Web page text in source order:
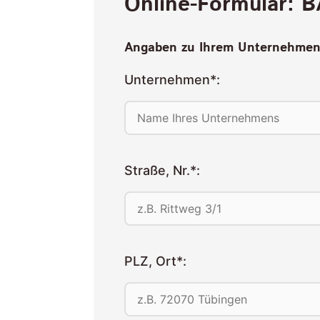
Angaben zu Ihrem
Unternehmen*:
Straße, Nr.*:
PLZ, Ort*: